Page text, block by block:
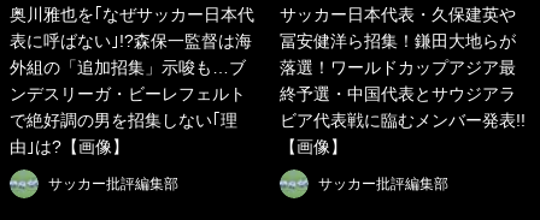
奥川雅也を｢なぜサッカー日本代
表に呼ばない｣!?森保一監督は海
外組の「追加招集」示唆も…ブ
ンデスリーガ・ビーレフェルト
で絶好調の男を招集しない｢理
由｣は?【画像】
サッカー批評編集部
サッカー日本代表・久保建英や
冨安健洋ら招集！鎌田大地らが
落選！ワールドカップアジア最
終予選・中国代表とサウジアラ
ビア代表戦に臨むメンバー発表!!
【画像】
サッカー批評編集部